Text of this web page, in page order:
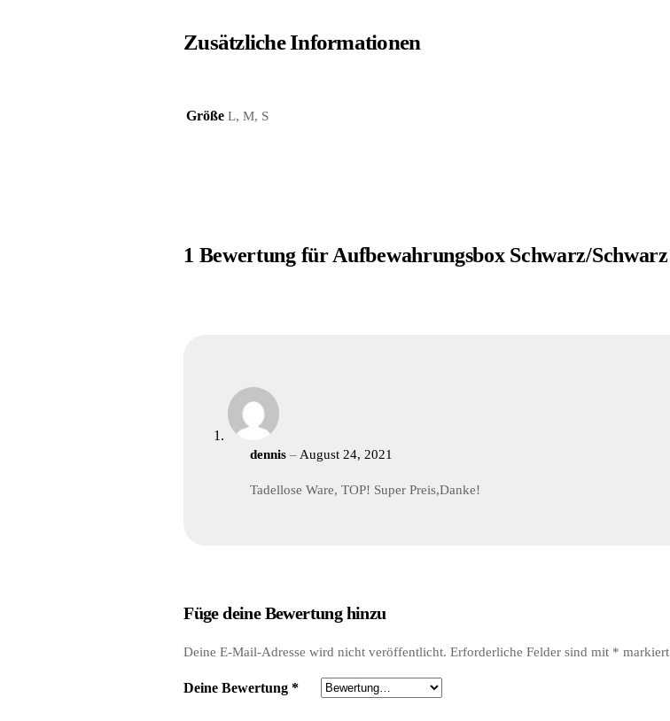
Zusätzliche Informationen
Größe L, M, S
1 Bewertung fürAufbewahrungsbox Schwarz/Schwarz
dennis– August 24, 2021
Tadellose Ware, TOP! Super Preis,Danke!
Füge deine Bewertung hinzu
Deine E-Mail-Adresse wird nicht veröffentlicht. Erforderliche Felder sind mit * markiert
Deine Bewertung*